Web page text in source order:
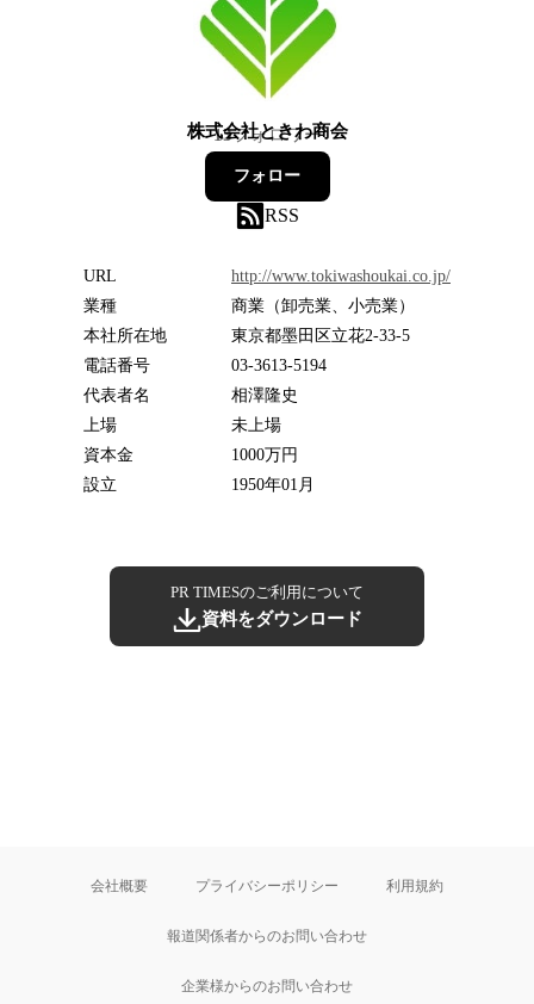
株式会社ときわ商会
13フォロワー
フォロー
RSS
URL
http://www.tokiwashoukai.co.jp/
業種
商業（卸売業、小売業）
本社所在地
東京都墨田区立花2-33-5
電話番号
03-3613-5194
代表者名
相澤隆史
上場
未上場
資本金
1000万円
設立
1950年01月
PR TIMESのご利用について
資料をダウンロード
会社概要 プライバシーポリシー 利用規約
報道関係者からのお問い合わせ
企業様からのお問い合わせ